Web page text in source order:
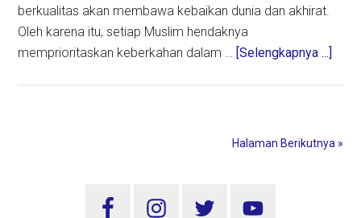
berkualitas akan membawa kebaikan dunia dan akhirat.
Oleh karena itu, setiap Muslim hendaknya
memprioritaskan keberkahan dalam … [Selengkapnya ...]
Halaman Berikutnya »
Sidebar